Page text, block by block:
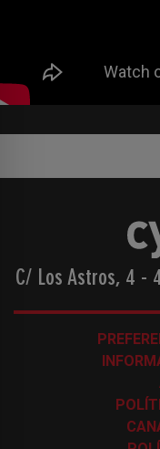
C/ Los Astros, 4 -